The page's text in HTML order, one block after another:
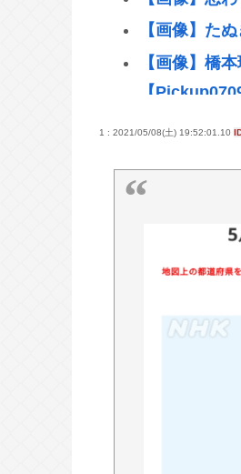
【画像】た
【画像】橋
【
自民党さん
【悲報】じゃ
東浩紀さん
イチローの
『ヤニねこ
避難所地獄
1 : 2021/05/08(土) 19:52:01.10